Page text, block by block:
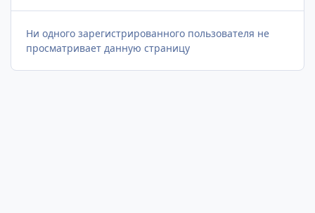
Ни одного зарегистрированного пользователя не
просматривает данную страницу